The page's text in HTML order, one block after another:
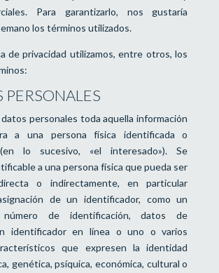
Para garantizarlo, nos gustaría
los términos utilizados.
de privacidad utilizamos, entre otros, los
PERSONALES
personales toda aquella información
a una persona física identificada o
lo sucesivo, «el interesado»). Se
a una persona física que pueda ser
o indirectamente, en particular
de un identificador, como un
de identificación, datos de
identificador en línea o uno o varios
que expresen la identidad
genética, psíquica, económica, cultural o